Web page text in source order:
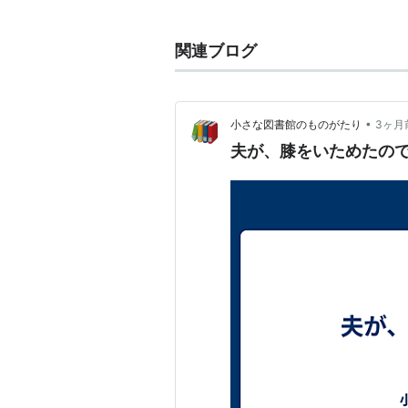
関連ブログ
小さな図書館のものがたり • 3ヶ月
夫が、膝をいためたの